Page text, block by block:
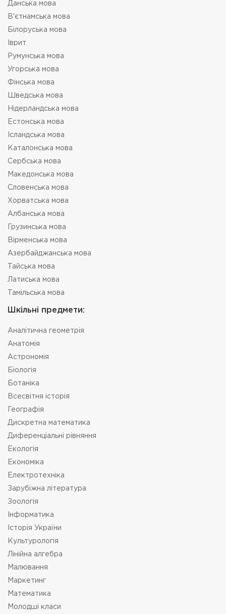
Данська мова
В'єтнамська мова
Білоруська мова
Іврит
Румунська мова
Угорська мова
Фінська мова
Шведська мова
Нідерландська мова
Естонська мова
Ісландська мова
Каталонська мова
Сербська мова
Македонська мова
Словенська мова
Хорватська мова
Албанська мова
Грузинська мова
Вірменська мова
Азербайджанська мова
Тайська мова
Латиська мова
Тамільська мова
Шкільні предмети:
Аналітична геометрія
Анатомія
Астрономія
Біологія
Ботаніка
Всесвітня історія
Географія
Дискретна математика
Диференціальні рівняння
Екологія
Економіка
Електротехніка
Зарубіжна література
Зоологія
Інформатика
Історія України
Культурологія
Лінійна алгебра
Малювання
Маркетинг
Математика
Молодші класи